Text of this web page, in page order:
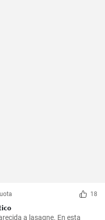
18
a lasagne. En esta